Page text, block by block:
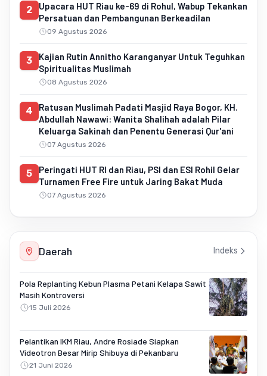
2
Upacara HUT Riau ke-69 di Rohul, Wabup Tekankan
Persatuan dan Pembangunan Berkeadilan
09 Agustus 2026
3
Kajian Rutin Annitho Karanganyar Untuk Teguhkan
Spiritualitas Muslimah
08 Agustus 2026
4
Ratusan Muslimah Padati Masjid Raya Bogor, KH.
Abdullah Nawawi: Wanita Shalihah adalah Pilar
Keluarga Sakinah dan Penentu Generasi Qur'ani
07 Agustus 2026
5
Peringati HUT RI dan Riau, PSI dan ESI Rohil Gelar
Turnamen Free Fire untuk Jaring Bakat Muda
07 Agustus 2026
Daerah Indeks
Pola Replanting Kebun Plasma Petani Kelapa Sawit
Masih Kontroversi
15 Juli 2026
Pelantikan IKM Riau, Andre Rosiade Siapkan
Videotron Besar Mirip Shibuya di Pekanbaru
21 Juni 2026